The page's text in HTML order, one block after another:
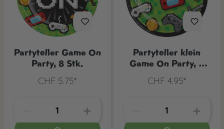
Partyteller Game On
Party, 8 Stk.
CHF 5.75*
Partyteller klein
Game On Party, 8
CHF 4.95*